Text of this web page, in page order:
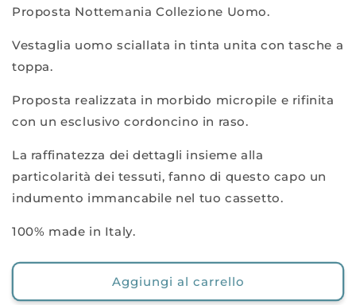
Vestaglia
7776
Vestaglia
7776
Proposta Nottemania Collezione Uomo.
Vestaglia uomo sciallata in tinta unita con tasche a
toppa.
Proposta realizzata in morbido micropile e rifinita
con un esclusivo cordoncino in raso.
La raffinatezza dei dettagli insieme alla
particolarità dei tessuti, fanno di questo capo un
indumento immancabile nel tuo cassetto.
100% made in Italy.
Aggiungi al carrello